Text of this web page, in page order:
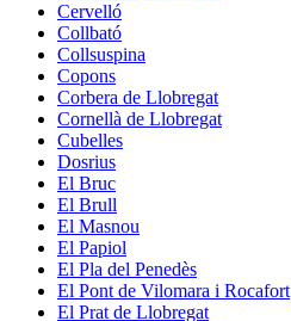
Cervelló
Collbató
Collsuspina
Copons
Corbera de Llobregat
Cornellà de Llobregat
Cubelles
Dosrius
El Bruc
El Brull
El Masnou
El Papiol
El Pla del Penedès
El Pont de Vilomara i Rocafort
El Prat de Llobregat